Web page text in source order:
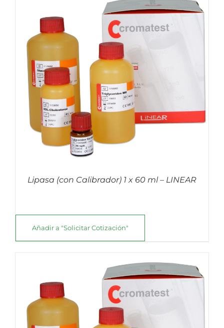
Lipasa (con Calibrador) 1 x 60 ml – LINEAR
Añadir a "Solicitar Cotización"